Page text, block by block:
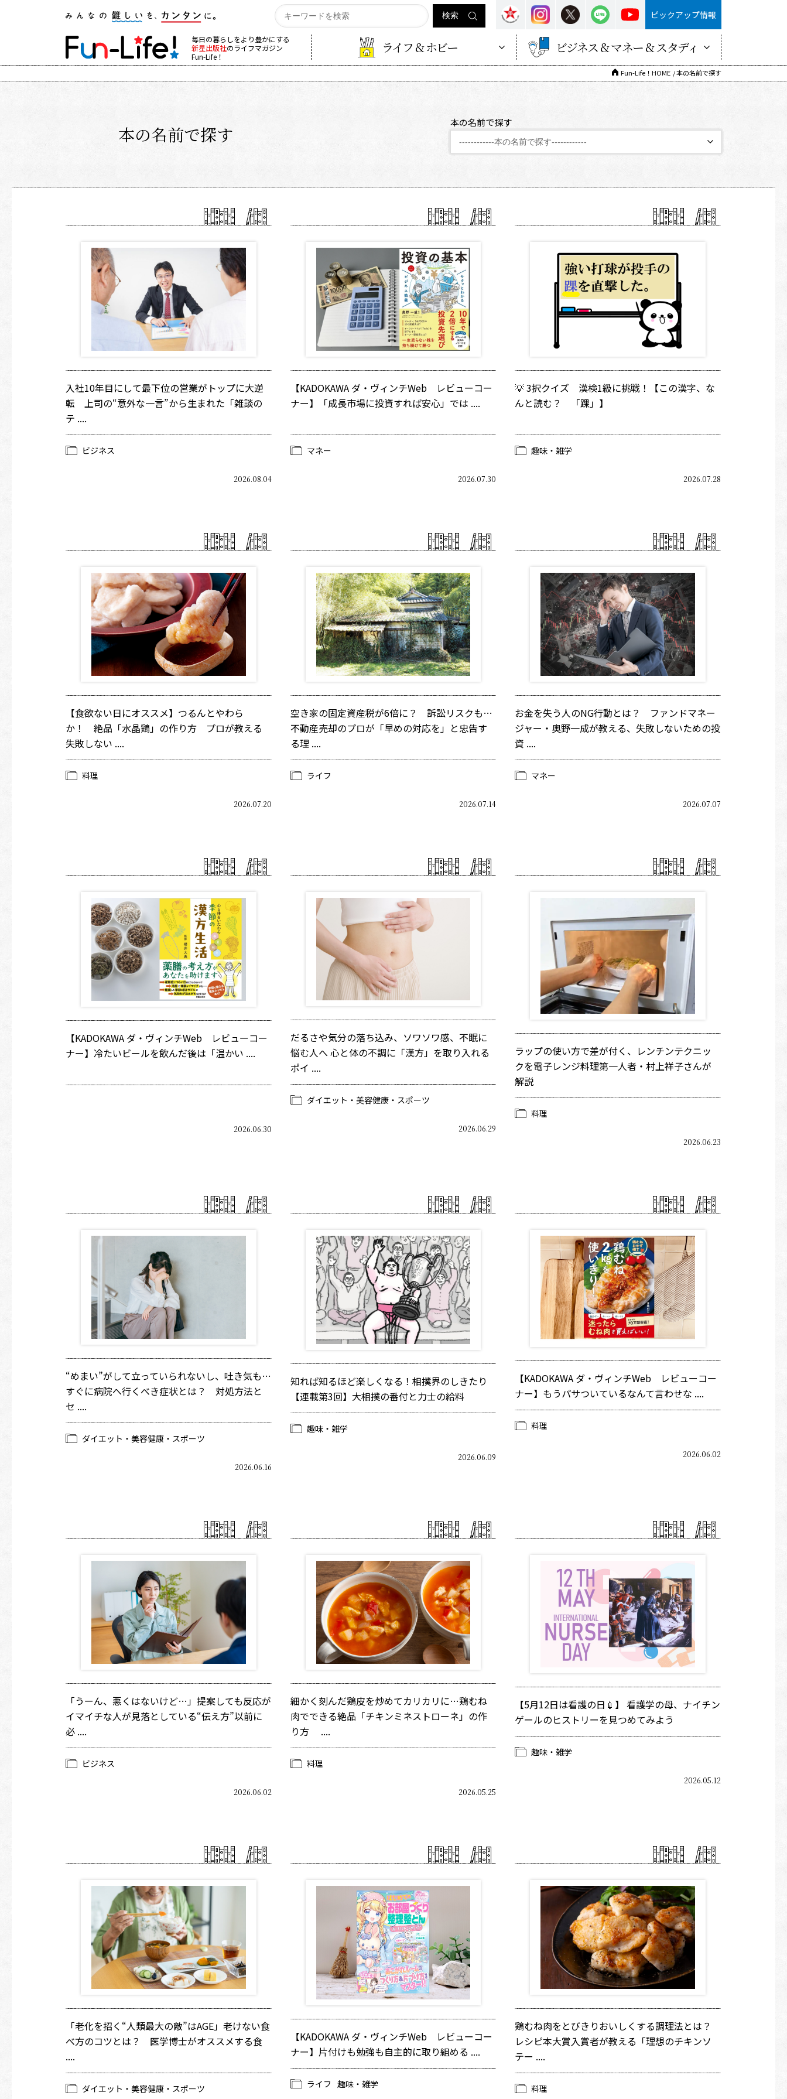
ピックアップ情報
毎日の暮らしをより豊かにする
新星出版社のライフマガジン
Fun-Life！
ライフ & ホビー ビジネス & マネー & スタディ
Fun-Life！HOME 本の名前で探す
本の名前で探す
本の名前で探す
入社10年目にして最下位の営業がトップに大逆
転 上司の“意外な一言”から生まれた「雑談の
テ ....
ビジネス
2026.08.04
【KADOKAWA ダ・ヴィンチWeb レビューコー
ナー】「成長市場に投資すれば安心」では ....
マネー
2026.07.30
💡 3択クイズ 漢検1級に挑戦！【この漢字、な
んと読む？ 「踝」】
趣味・雑学
2026.07.28
【食欲ない日にオススメ】つるんとやわら
か！ 絶品「水晶鶏」の作り方 プロが教える
失敗しない ....
料理
2026.07.20
空き家の固定資産税が6倍に？ 訴訟リスクも…
不動産売却のプロが「早めの対応を」と忠告す
る理 ....
ライフ
2026.07.14
お金を失う人のNG行動とは？ ファンドマネー
ジャー・奥野一成が教える、失敗しないための投
資 ....
マネー
2026.07.07
【KADOKAWA ダ・ヴィンチWeb レビューコー
ナー】冷たいビールを飲んだ後は「温かい ....
2026.06.30
だるさや気分の落ち込み、ソワソワ感、不眠に
悩む人へ 心と体の不調に「漢方」を取り入れる
ポイ ....
ダイエット・美容健康・スポーツ
2026.06.29
ラップの使い方で差が付く、レンチンテクニッ
クを電子レンジ料理第一人者・村上祥子さんが
解説
料理
2026.06.23
“めまい”がして立っていられないし、吐き気も…
すぐに病院へ行くべき症状とは？ 対処方法と
セ ....
ダイエット・美容健康・スポーツ
2026.06.16
知れば知るほど楽しくなる！相撲界のしきたり
【連載第3回】大相撲の番付と力士の給料
趣味・雑学
2026.06.09
【KADOKAWA ダ・ヴィンチWeb レビューコー
ナー】もうパサついているなんて言わせな ....
料理
2026.06.02
「うーん、悪くはないけど…」提案しても反応が
イマイチな人が見落としている“伝え方”以前に
必 ....
ビジネス
2026.06.02
細かく刻んだ鶏皮を炒めてカリカリに…鶏むね
肉でできる絶品「チキンミネストローネ」の作
り方 ....
料理
2026.05.25
【5月12日は看護の日💉】 看護学の母、ナイチン
ゲールのヒストリーを見つめてみよう
趣味・雑学
2026.05.12
「老化を招く“人類最大の敵”はAGE」老けない食
べ方のコツとは？ 医学博士がオススメする食
....
ダイエット・美容健康・スポーツ
【KADOKAWA ダ・ヴィンチWeb レビューコー
ナー】片付けも勉強も自主的に取り組める ....
ライフ 趣味・雑学
鶏むね肉をとびきりおいしくする調理法とは？
レシピ本大賞入賞者が教える「理想のチキンソ
テー ....
料理